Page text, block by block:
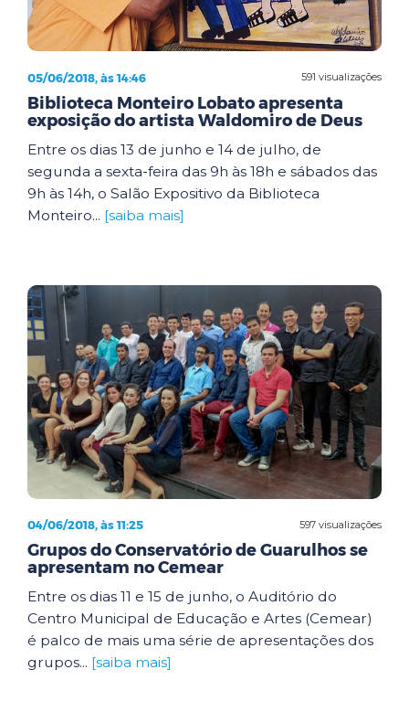
591 visualizações
05/06/2018, às 14:46
Biblioteca Monteiro Lobato apresenta
exposição do artista Waldomiro de Deus
Entre os dias 13 de junho e 14 de julho, de
segunda a sexta-feira das 9h às 18h e sábados das
9h às 14h, o Salão Expositivo da Biblioteca
Monteiro... [saiba mais]
597 visualizações
04/06/2018, às 11:25
Grupos do Conservatório de Guarulhos se
apresentam no Cemear
Entre os dias 11 e 15 de junho, o Auditório do
Centro Municipal de Educação e Artes (Cemear)
é palco de mais uma série de apresentações dos
grupos... [saiba mais]